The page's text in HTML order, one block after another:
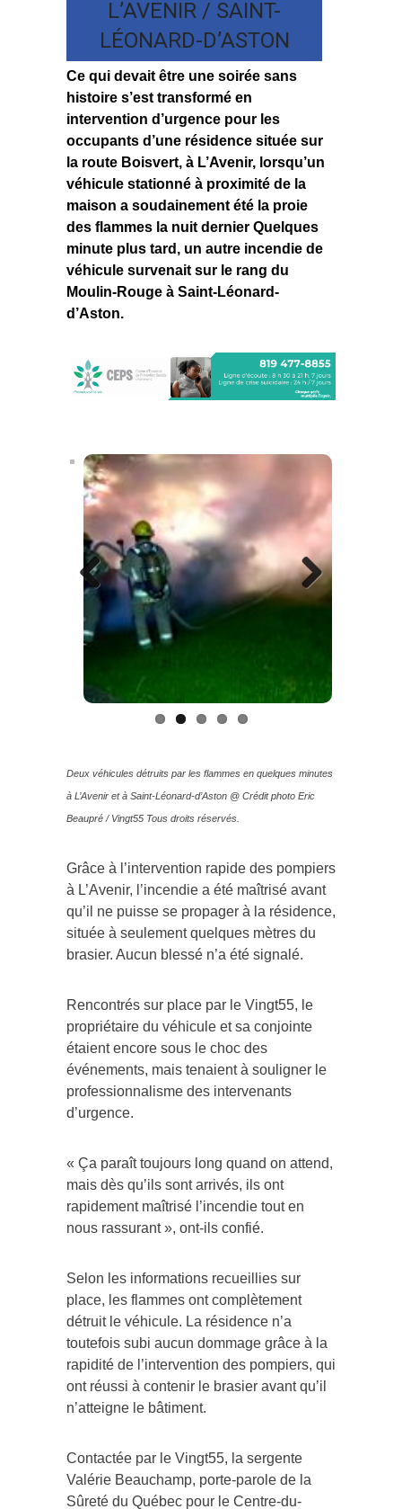
L’AVENIR / SAINT-
LÉONARD-D’ASTON
Ce qui devait être une soirée sans
histoire s’est transformé en
intervention d’urgence pour les
occupants d’une résidence située sur
la route Boisvert, à L’Avenir, lorsqu’un
véhicule stationné à proximité de la
maison a soudainement été la proie
des flammes la nuit dernier Quelques
minute plus tard, un autre incendie de
véhicule survenait sur le rang du
Moulin-Rouge à Saint-Léonard-
d’Aston.
Previous Next
Grâce à l’intervention rapide des pompiers
à L’Avenir, l’incendie a été maîtrisé avant
qu’il ne puisse se propager à la résidence,
située à seulement quelques mètres du
brasier. Aucun blessé n’a été signalé.
Rencontrés sur place par le Vingt55, le
propriétaire du véhicule et sa conjointe
étaient encore sous le choc des
événements, mais tenaient à souligner le
professionnalisme des intervenants
d’urgence.
« Ça paraît toujours long quand on attend,
mais dès qu’ils sont arrivés, ils ont
rapidement maîtrisé l’incendie tout en
nous rassurant », ont-ils confié.
Selon les informations recueillies sur
place, les flammes ont complètement
détruit le véhicule. La résidence n’a
toutefois subi aucun dommage grâce à la
rapidité de l’intervention des pompiers, qui
ont réussi à contenir le brasier avant qu’il
n’atteigne le bâtiment.
Contactée par le Vingt55, la sergente
Valérie Beauchamp, porte-parole de la
Sûreté du Québec pour le Centre-du-